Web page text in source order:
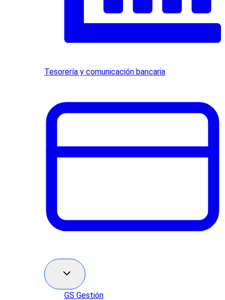
Tesorería y comunicación bancaria
GS Gestión